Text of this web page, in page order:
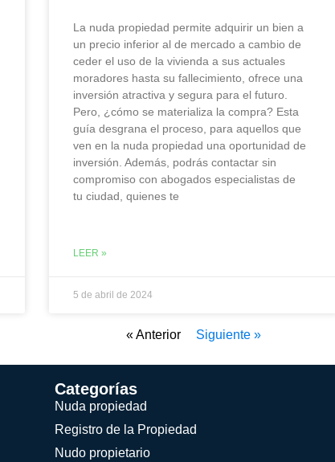
La nuda propiedad permite adquirir un bien a
un precio inferior al de mercado a cambio de
ceder el uso de la vivienda a sus actuales
moradores hasta su fallecimiento, ofrece una
inversión atractiva y segura para el futuro.
Pero, ¿cómo se materializa la compra? Esta
guía desgrana el proceso, para aquellos que
ven en la nuda propiedad una oportunidad de
inversión. Además, podrás contactar sin
compromiso con abogados especialistas de
tu ciudad, quienes te
LEER »
5 de abril de 2024
« Anterior Siguiente »
Categorías
Nuda propiedad
Registro de la Propiedad
Nudo propietario